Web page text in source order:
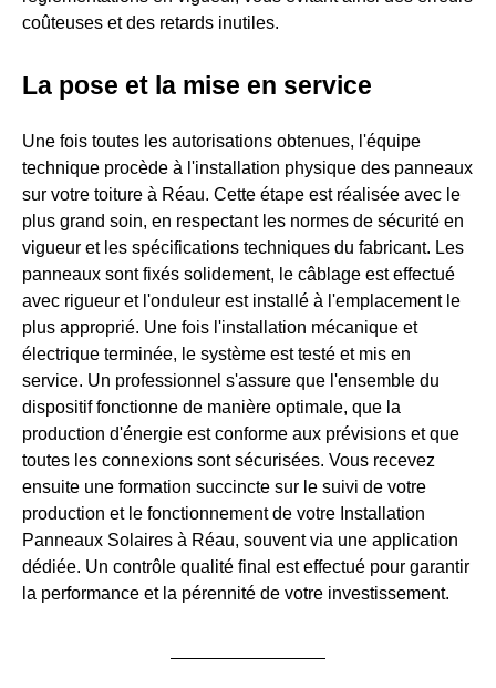
coûteuses et des retards inutiles.
La pose et la mise en service
Une fois toutes les autorisations obtenues, l'équipe
technique procède à l'installation physique des panneaux
sur votre toiture à Réau. Cette étape est réalisée avec le
plus grand soin, en respectant les normes de sécurité en
vigueur et les spécifications techniques du fabricant. Les
panneaux sont fixés solidement, le câblage est effectué
avec rigueur et l'onduleur est installé à l'emplacement le
plus approprié. Une fois l'installation mécanique et
électrique terminée, le système est testé et mis en
service. Un professionnel s'assure que l'ensemble du
dispositif fonctionne de manière optimale, que la
production d'énergie est conforme aux prévisions et que
toutes les connexions sont sécurisées. Vous recevez
ensuite une formation succincte sur le suivi de votre
production et le fonctionnement de votre Installation
Panneaux Solaires à Réau, souvent via une application
dédiée. Un contrôle qualité final est effectué pour garantir
la performance et la pérennité de votre investissement.